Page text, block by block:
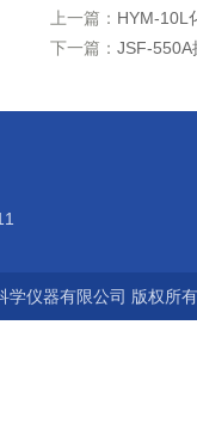
上一篇： HYM-10L
下一篇： JSF-550A
学仪器有限公司 版权所